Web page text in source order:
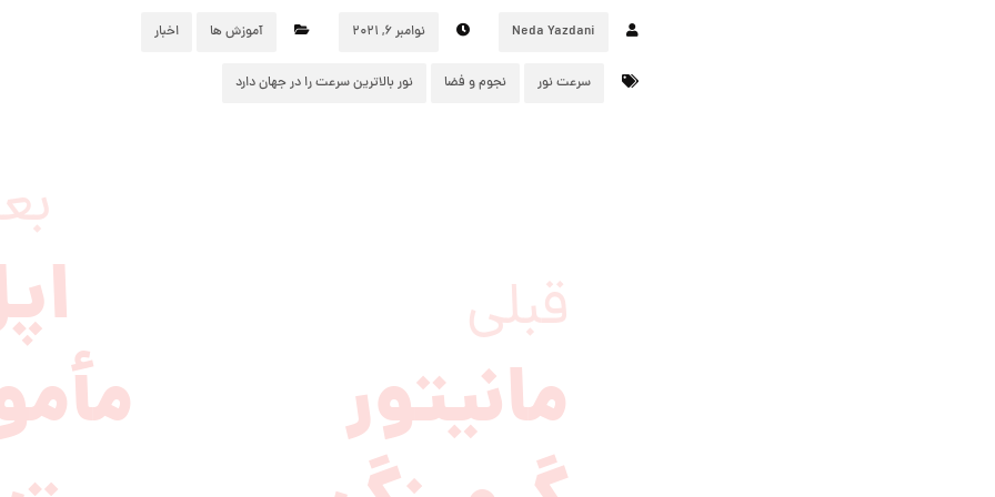
Neda Yazdani نوامبر ۶, ۲۰۲۱ آموزش ها اخبار
سرعت نور نجوم و فضا نور بالاترین سرعت را در جهان دارد
قبلی
مانیتور